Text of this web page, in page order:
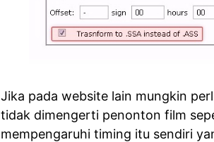
Jika pada website lain mungkin
tidak dimengerti penonton film
mempengaruhi timing itu sendiri